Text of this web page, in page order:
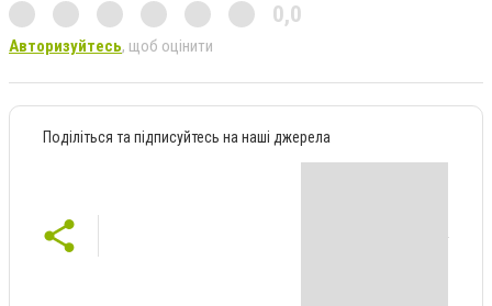
0,0
Авторизуйтесь, щоб оцінити
Поділіться та підписуйтесь на наші джерела